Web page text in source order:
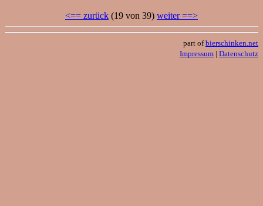
<== zurück (19 von 39) weiter ==>
part ofbierschinken.net
Impressum | Datenschutz